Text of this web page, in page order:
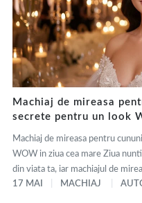
Machiaj de mireasa
secrete pentru un look
Machiaj de mireasa pentru
WOW in ziua cea mare Ziua
din viata ta, iar machiajul de
17 MAI
MACHIAJ